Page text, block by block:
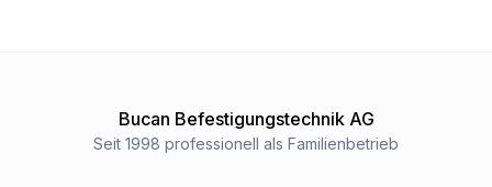
Bucan Befestigungstechnik AG
Seit 1998 professionell als Familienbetrieb